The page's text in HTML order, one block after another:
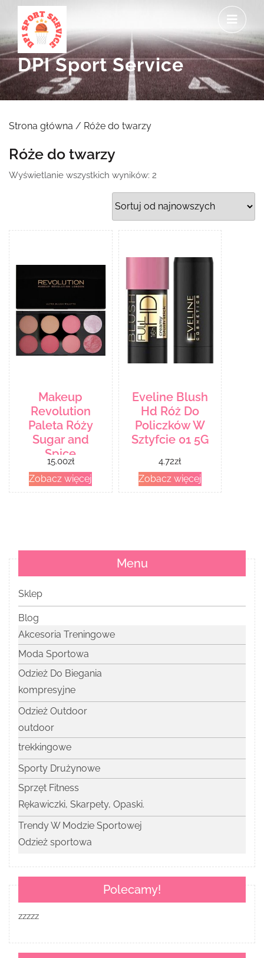
content
DPI Sport Service
Strona główna / Róże do twarzy
Róże do twarzy
Wyświetlanie wszystkich wyników: 2
według
najnowszych
Makeup
Revolution
Paleta Róży
Sugar and
Spice
15.00zł
Zobacz więcej
Eveline Blush
Hd Róż Do
Policzków W
Sztyfcie 01 5G
4.72zł
Zobacz więcej
Menu
Sklep
Blog
Akcesoria Treningowe
Moda Sportowa
Odzież Do Biegania
kompresyjne
Odzież Outdoor
outdoor
trekkingowe
Sporty Drużynowe
Sprzęt Fitness
Rękawiczki, Skarpety, Opaski.
Trendy W Modzie Sportowej
Odzież sportowa
Polecamy!
zzzzz